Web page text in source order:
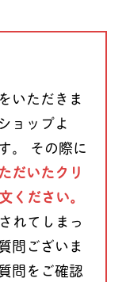
いただきま
ョップよ
。 その際に
だいたクリ
ください。
れてしまっ
問ございま
問をご確認